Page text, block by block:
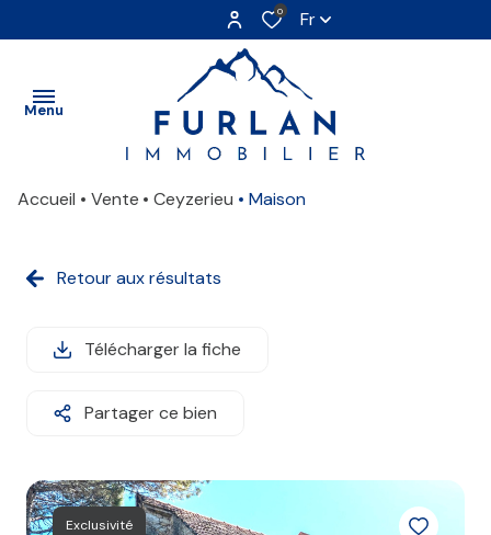
0 Fr
Menu
VENTES
ALERTE
Accueil Vente Ceyzerieu Maison
Retour aux résultats
Télécharger la fiche
Partager ce bien
Exclusivité